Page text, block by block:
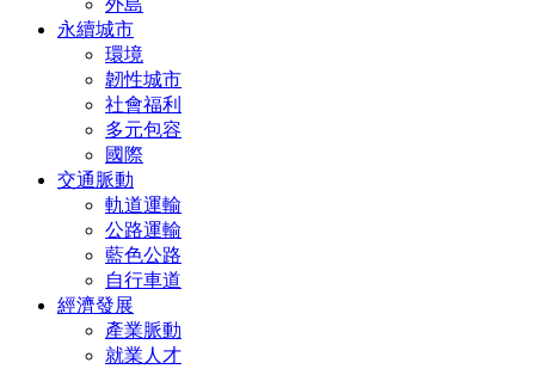
外島
永續城市
環境
韌性城市
社會福利
多元包容
國際
交通脈動
軌道運輸
公路運輸
藍色公路
自行車道
經濟發展
產業脈動
就業人才